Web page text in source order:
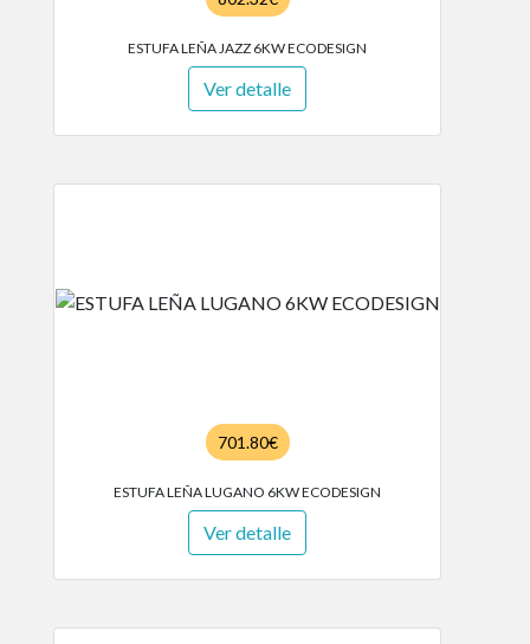
ESTUFA LEÑA JAZZ 6KW ECODESIGN
Ver detalle
701.80€
ESTUFA LEÑA LUGANO 6KW ECODESIGN
Ver detalle